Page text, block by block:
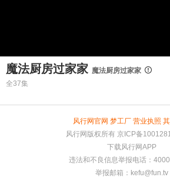
魔法厨房过家家 魔法厨房过家家
全37集
风行网官网 梦工厂 营业执照
风行网版权所有 京ICP备
下载风行网APP
违法和不良信息举报电话：
举报邮箱： kefu@fun.tv